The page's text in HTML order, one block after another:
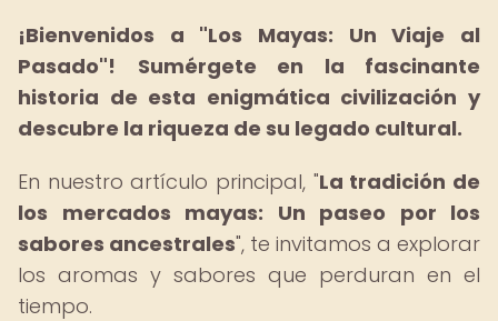
¡Bienvenidos a "Los Mayas: Un Viaje al
Pasado"!
Sumérgete en la fascinante
historia de esta enigmática civilización y
descubre la riqueza de su legado cultural.
En nuestro artículo principal, "La tradición de
los mercados mayas: Un paseo por los
sabores ancestrales", te invitamos a explorar
los aromas y sabores que perduran en el
tiempo.